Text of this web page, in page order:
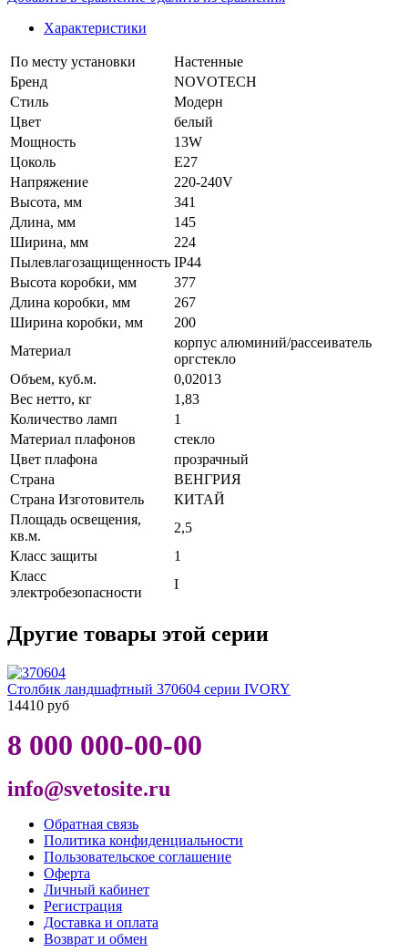
Характеристики
По месту установки
Настенные
Бренд
NOVOTECH
Стиль
Модерн
Цвет
белый
Мощность
13W
Цоколь
E27
Напряжение
220-240V
Высота, мм
341
Длина, мм
145
Ширина, мм
224
Пылевлагозащищенность IP44
Высота коробки, мм
377
Длина коробки, мм
267
Ширина коробки, мм
200
Материал
корпус алюминий/рассеиватель
оргстекло
Объем, куб.м.
0,02013
Вес нетто, кг
1,83
Количество ламп
1
Материал плафонов
стекло
Цвет плафона
прозрачный
Страна
ВЕНГРИЯ
Страна Изготовитель
КИТАЙ
Площадь освещения,
кв.м.
2,5
Класс защиты
1
Класс
электробезопасности
I
Другие товары этой серии
Столбик ландшафтный 370604 серии IVORY
14410 руб
8 000 000-00-00
info@svetosite.ru
Обратная связь
Политика конфиденциальности
Пользовательское соглашение
Оферта
Личный кабинет
Регистрация
Доставка и оплата
Возврат и обмен